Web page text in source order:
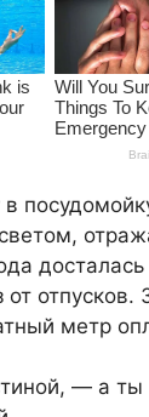
метр
— а